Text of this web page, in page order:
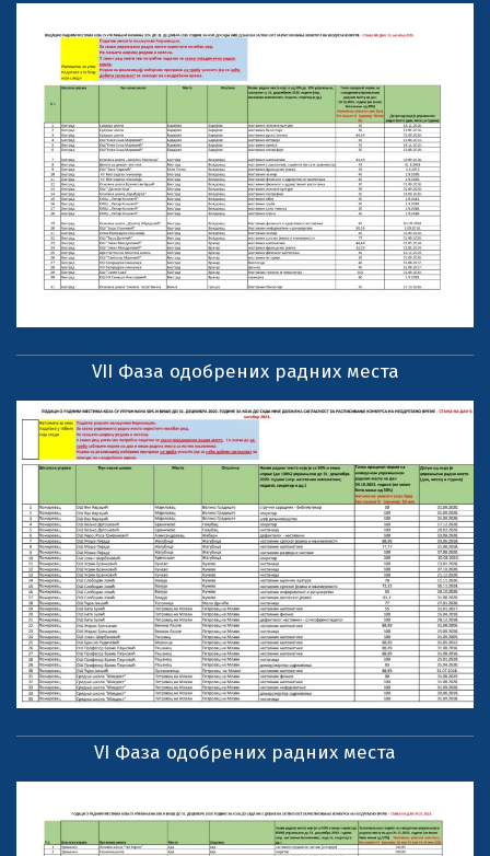
VII Фаза одобрених радних места
VI Фаза одобрених радних места